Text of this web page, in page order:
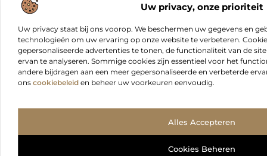
Uw privacy, onze prioriteit
Uw privacy staat bij ons voorop. We beschermen uw gegevens en
technologieën om uw ervaring op onze website te verbeteren.
gepersonaliseerde advertenties te tonen, de functionaliteit van de
ervan te analyseren. Sommige cookies zijn essentieel voor het
andere bijdragen aan een meer gepersonaliseerde en verbeterde
ons cookiebeleid en beheer uw voorkeuren eenvoudig.
Alles Accepteren
Cookies Beheren